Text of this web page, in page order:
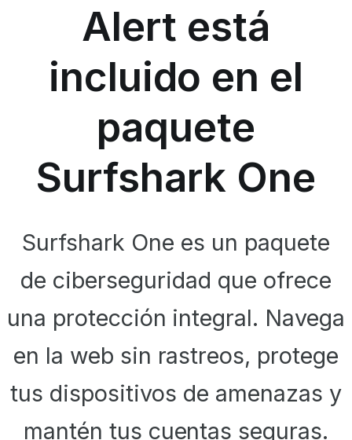
Alert está
incluido en el
paquete
Surfshark One
Surfshark One es un paquete
de ciberseguridad que ofrece
una protección integral. Navega
en la web sin rastreos, protege
tus dispositivos de amenazas y
mantén tus cuentas seguras.